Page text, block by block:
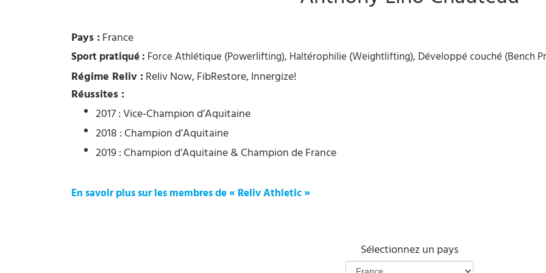
Pays :France
Sport pratiqué :Force Athlétique (Powerlifting), Haltérophilie (Weightlifting), Développé couché (Bench
Régime Reliv :Reliv Now, FibRestore, Innergize!
Réussites :
2017 : Vice-Champion d’Aquitaine
2018 : Champion d’Aquitaine
2019 : Champion d’Aquitaine & Champion de France
En savoir plus sur les membres de « Reliv Athletic »
Sélectionnez un pays